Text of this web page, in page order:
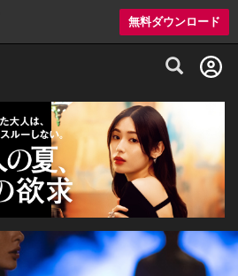
無料ダウンロード
グルメ情報・プレミアムレストラン予約